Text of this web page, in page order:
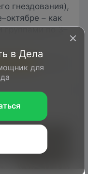
гнездования),
– как
группами по 3–
в Дела
для